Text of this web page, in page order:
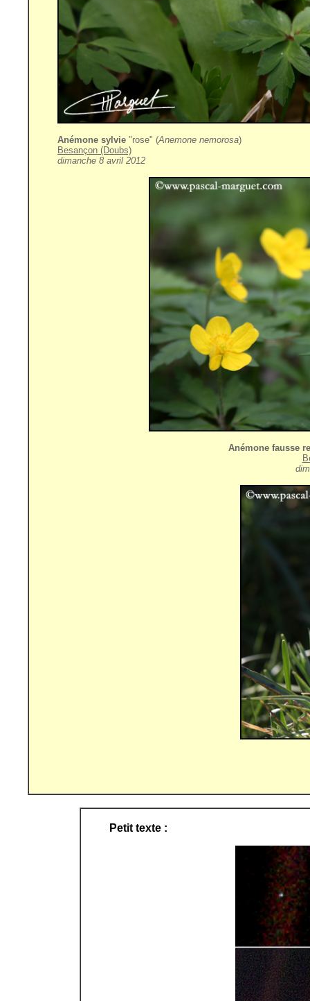
Anémone sylvie "rose" (Anemone nemorosa)
Besançon (Doubs)
dimanche 8 avril 2012
Anémone fausse
Petit texte :